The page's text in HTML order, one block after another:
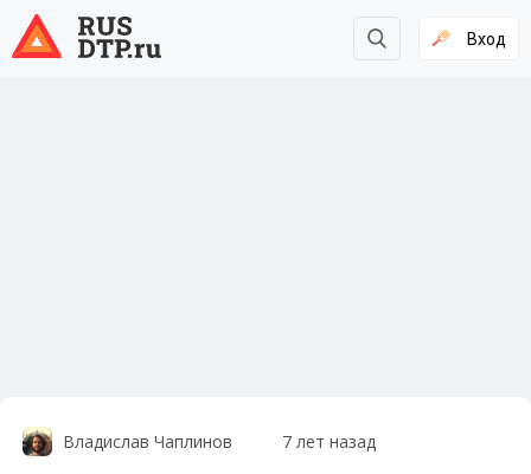
Вход
Владислав Чаплинов 7 лет назад